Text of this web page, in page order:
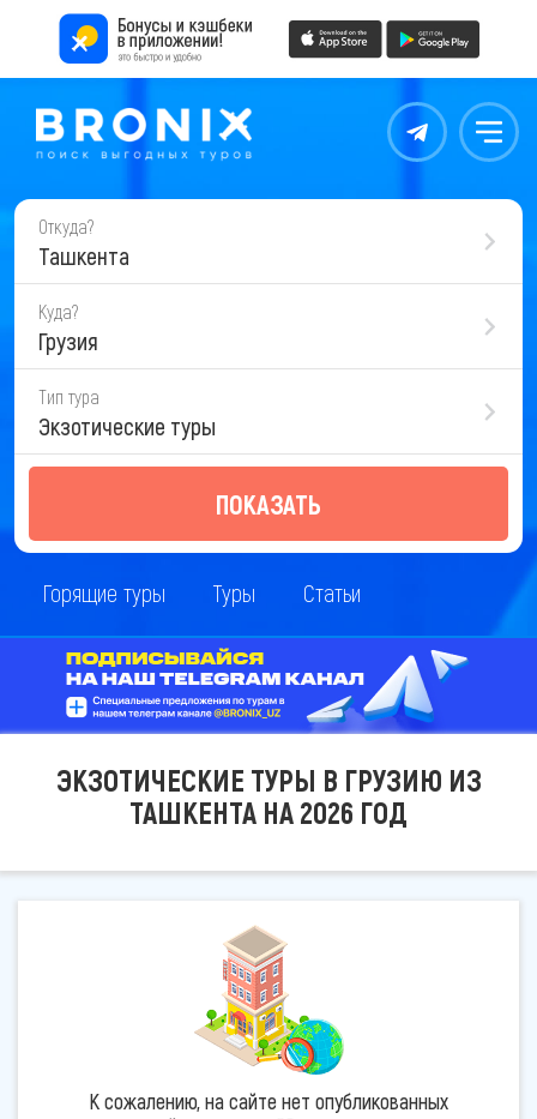
Контакты Меню
Откуда?
Ташкента
Куда?
Грузия
Тип тура
Экзотические туры
ПОКАЗАТЬ
Горящие туры Туры Статьи
ЭКЗОТИЧЕСКИЕ ТУРЫ В ГРУЗИЮ ИЗ
ТАШКЕНТА НА 2026 ГОД
К сожалению, на сайте нет опубликованных